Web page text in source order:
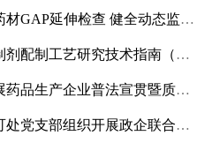
延伸检查 健全动态监管机制
制工艺研究技术指南（试行）
普法宣贯暨质量管理提升座谈交流活动
部组织开展政企联合主题党日活动